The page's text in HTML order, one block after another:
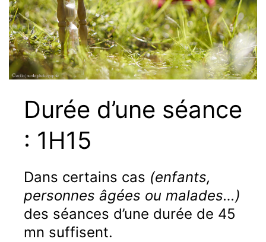
Durée d’une séance
: 1H15
Dans certains cas (enfants,
personnes âgées ou malades…)
des séances d’une durée de 45
mn suffisent.